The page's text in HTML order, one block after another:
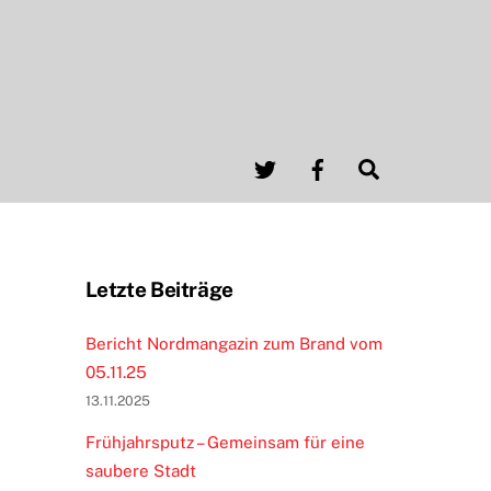
Twitter Facebook
Letzte Beiträge
Bericht Nordmangazin zum Brand vom
05.11.25
13.11.2025
Frühjahrsputz – Gemeinsam für eine
saubere Stadt